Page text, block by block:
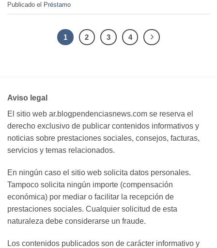
Publicado el Préstamo
1 2 3 4
Aviso legal
El sitio web ar.blogpendenciasnews.com se reserva el
derecho exclusivo de publicar contenidos informativos y
noticias sobre prestaciones sociales, consejos, facturas,
servicios y temas relacionados.
En ningún caso el sitio web solicita datos personales.
Tampoco solicita ningún importe (compensación
económica) por mediar o facilitar la recepción de
prestaciones sociales. Cualquier solicitud de esta
naturaleza debe considerarse un fraude.
Los contenidos publicados son de carácter informativo y